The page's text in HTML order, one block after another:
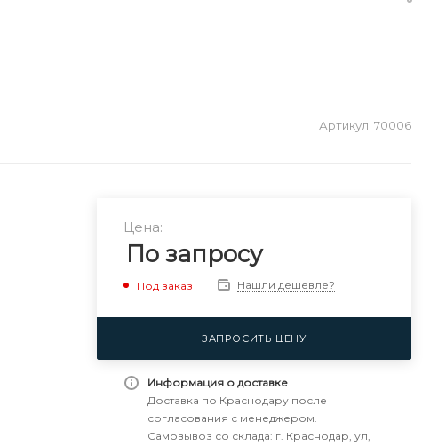
Артикул: 70006
Цена:
По запросу
Под заказ Нашли дешевле?
ЗАПРОСИТЬ ЦЕНУ
Информация о доставке
Доставка по Краснодару после
согласования с менеджером.
Самовывоз со склада: г. Краснодар, ул,